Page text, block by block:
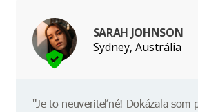
SARAH JOHNSON
Sydney, Austrália
"Je to neuveriteľné! Dokázala som